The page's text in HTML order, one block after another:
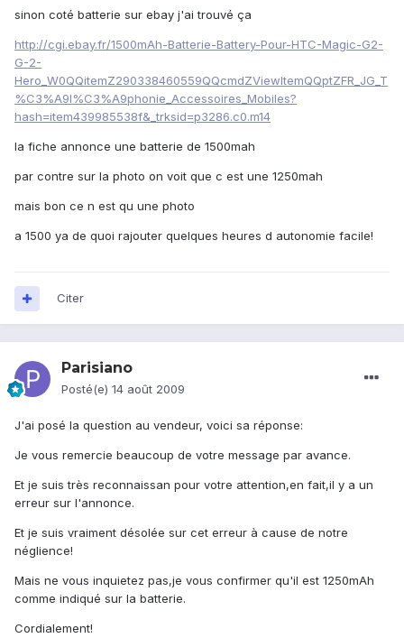
sinon coté batterie sur ebay j'ai trouvé ça
http://cgi.ebay.fr/1500mAh-Batterie-Battery-Pour-HTC-Magic-G2-
G-2-
Hero_W0QQitemZ290338460559QQcmdZViewItemQQptZFR_JG_T
%C3%A9l%C3%A9phonie_Accessoires_Mobiles?
hash=item439985538f&_trksid=p3286.c0.m14
la fiche annonce une batterie de 1500mah
par contre sur la photo on voit que c est une 1250mah
mais bon ce n est qu une photo
a 1500 ya de quoi rajouter quelques heures d autonomie facile!
Citer
Parisiano
Posté(e) 14 août 2009
J'ai posé la question au vendeur, voici sa réponse:
Je vous remercie beaucoup de votre message par avance.
Et je suis très reconnaissan pour votre attention,en fait,il y a un
erreur sur l'annonce.
Et je suis vraiment désolée sur cet erreur à cause de notre
néglience!
Mais ne vous inquietez pas,je vous confirmer qu'il est 1250mAh
comme indiqué sur la batterie.
Cordialement!